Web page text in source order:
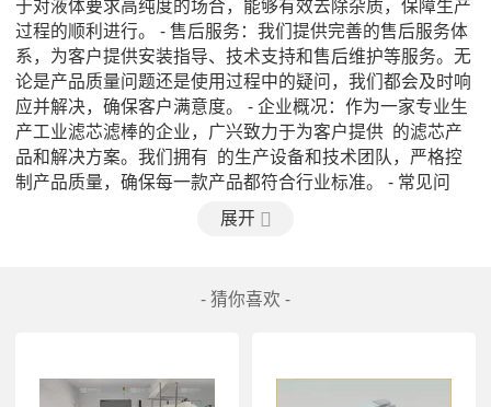
于对液体要求高纯度的场合，能够有效去除杂质，保障生产
过程的顺利进行。 - 售后服务：我们提供完善的售后服务体
系，为客户提供安装指导、技术支持和售后维护等服务。无
论是产品质量问题还是使用过程中的疑问，我们都会及时响
应并解决，确保客户满意度。 - 企业概况：作为一家专业生
产工业滤芯滤棒的企业，广兴致力于为客户提供  的滤芯产
品和解决方案。我们拥有  的生产设备和技术团队，严格控
制产品质量，确保每一款产品都符合行业标准。 - 常见问
题：Q: 广兴反冲洗楔形滤芯滤棒的使用寿命是多久 A: 根据
不同的工作环境和使用频率，使用寿命会有所不同，一般在
度和直径的滤芯滤棒，满足不同场合的使用要求。Q: 如何清
展开
- 猜你喜欢 -